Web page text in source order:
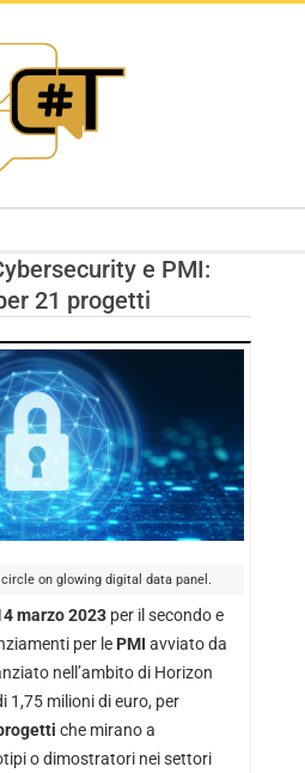
e PMI:
21 progetti
on glowing digital data panel.
marzo 2023per il secondo e
per le PMI avviato da
nell’ambito di Horizon
1,75 milioni di euro, per
che mirano a
o dimostratori nei settori